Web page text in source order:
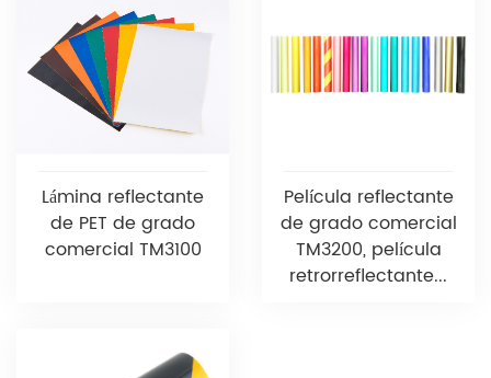
Lámina reflectante
de PET de grado
comercial TM3100
Película reflectante
de grado comercial
TM3200, película
retrorreflectante...